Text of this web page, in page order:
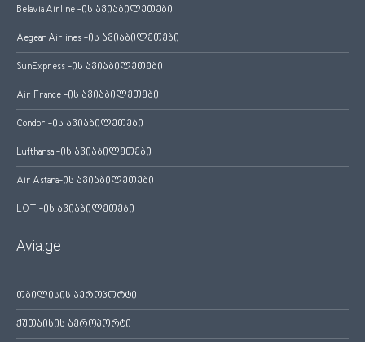
Belavia Airline -ის ავიაბილეთები
Aegean Airlines -ის ავიაბილეთები
SunExpress -ის ავიაბილეთები
Air France -ის ავიაბილეთები
Condor -ის ავიაბილეთები
Lufthansa -ის ავიაბილეთები
Air Astana-ის ავიაბილეთები
LOT -ის ავიაბილეთები
Avia.ge
თბილისის აეროპორტი
ქუთაისის აეროპორტი